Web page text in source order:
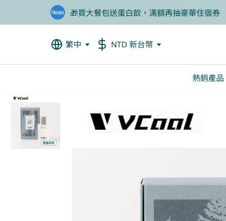
🦐餐前1分鐘輕鬆吃美食，甲殼素66折起
❤️老爸我來守護，專區商品任2件88折
繁中 NTD 新台幣
熱銷產品